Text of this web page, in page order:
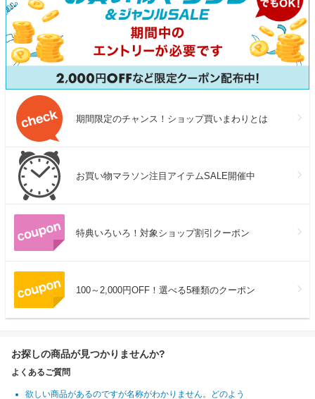
期間限定のチャンス！ショップ買いまわりとは
お買い物マラソン注目アイテムSALE開催中
特典いろいろ！対象ショップ割引クーポン
100～2,000円OFF！選べる5種類のクーポン
お探しの商品が見つかりませんか?
よくあるご質問
欲しい商品があるのですが名称がわかりません。どのよう